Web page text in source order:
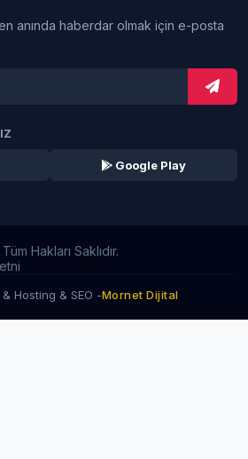
anında haberdar olmak için e-posta
Google Play
Hakları Saklıdır.
& Hosting & SEO -Mornet Dijital